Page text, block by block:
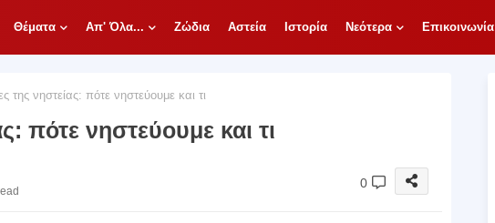
Θέματα Απ' Όλα... Ζώδια Αστεία Ιστορία Νεότερα Επικοινωνία
της νηστείας: πότε νηστεύουμε και τι
πότε νηστεύουμε και τι
0